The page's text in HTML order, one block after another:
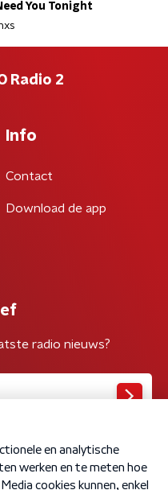
You Tonight
Radio 2
Info
Contact
Download de app
radio nieuws?